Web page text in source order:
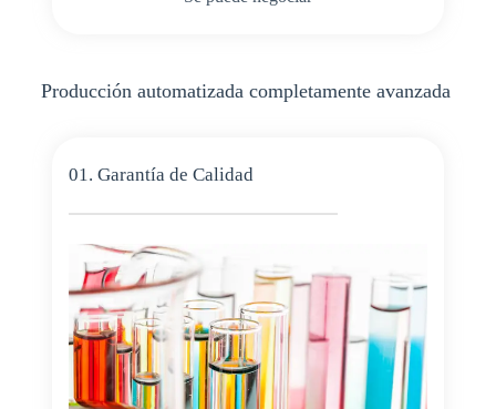
Producción automatizada completamente avanzada
01. Garantía de Calidad